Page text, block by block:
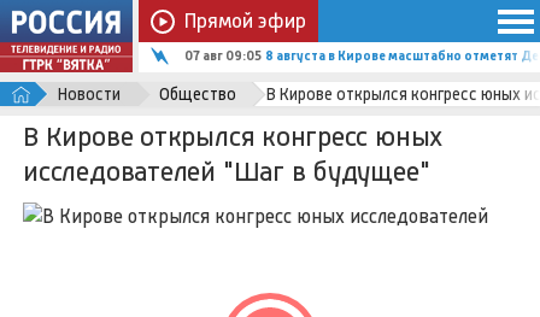
Прямой эфир
07 авг 08:24 В Нолинске планируют установить
Новости Общество В Кирове открылся конгресс юных
В Кирове открылся конгресс юных
исследователей "Шаг в будущее"